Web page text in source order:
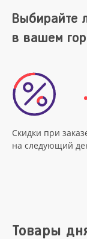
Выбирайте
в вашем
Скидки при
на следующий
Товары